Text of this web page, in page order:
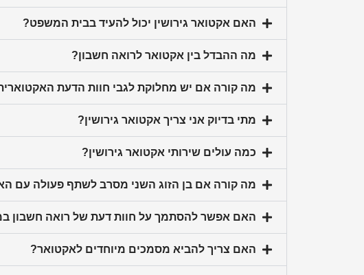
האם אקטואר גירושין יכול להעיד בבית המשפט?
מה ההבדל בין אקטואר לרואה חשבון?
מה קורה אם יש מחלוקת לגבי חוות הדעת
מתי בדיוק אני צריך אקטואר גירושין?
כמה עולים שירותי אקטואר גירושין?
מה קורה אם בן הזוג השני מסרב לשתף פעולה עם
האם אפשר להסתמך על חוות דעת של רואה חשבון
האם צריך להביא מסמכים מיוחדים לאקטואר?